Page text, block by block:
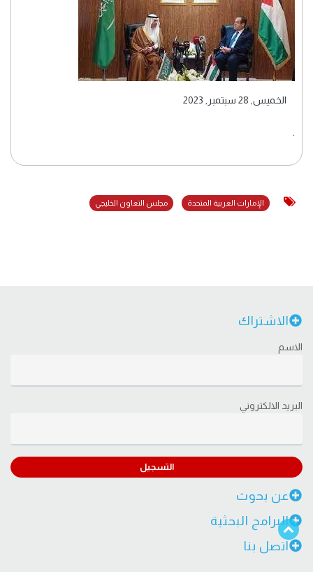
الخميس, 28 سبتمبر, 2023
.
الإمارات العربية المتحدة مجلس التعاون الخليجي
الاشتراك
الاسم
البريد الالكتروني
التسجيل
عن بحوث
البرامج البحثية
اتصل بنا